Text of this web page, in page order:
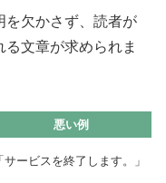
を欠かさず、読者が
る文章が求められま
悪い例
「サービスを終了します。」